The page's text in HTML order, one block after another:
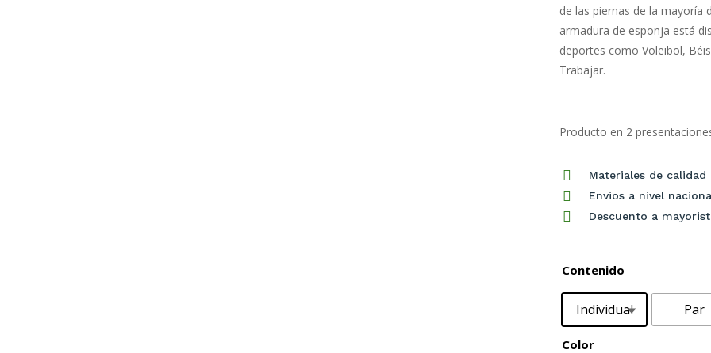
de las piernas de la mayoría
armadura de esponja está
deportes como Voleibol,
Trabajar.
Producto en 2
 Materiales de calidad
 Envios a nivel
 Descuento a
Contenido
Individual Par
Color